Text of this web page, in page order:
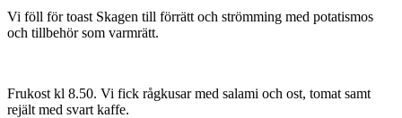
Vi föll för toast Skagen till förrätt och strömming med potatismos
och tillbehör som varmrätt.
Frukost kl 8.50. Vi fick rågkusar med salami och ost, tomat samt
rejält med svart kaffe.